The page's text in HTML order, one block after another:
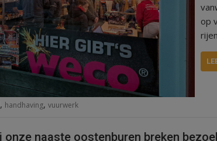
op
, handhaving, vuurwerk
onze naaste oostenburen breken